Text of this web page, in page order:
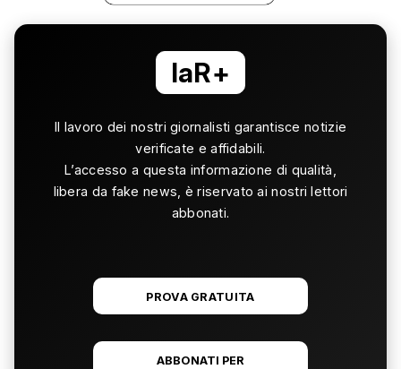
laR+
Il lavoro dei nostri giornalisti garantisce notizie
verificate e affidabili.
L’accesso a questa informazione di qualità,
libera da fake news, è riservato ai nostri lettori
abbonati.
PROVA GRATUITA
ABBONATI PER